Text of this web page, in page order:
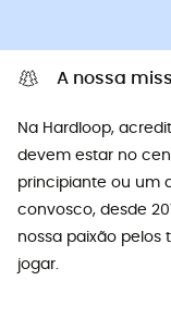
A nossa
Na Hardloop,
devem estar no
principiante ou um
convosco, desde
nossa paixão pelos
jogar.